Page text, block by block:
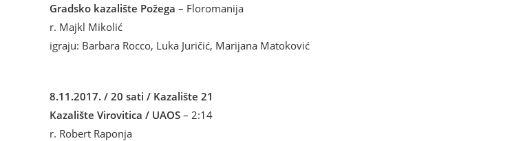
Gradsko kazalište Požega – Floromanija
r. Majkl Mikolić
igraju: Barbara Rocco, Luka Juričić, Marijana Matoković
8.11.2017. / 20 sati / Kazalište 21
Kazalište Virovitica / UAOS – 2:14
r. Robert Raponja